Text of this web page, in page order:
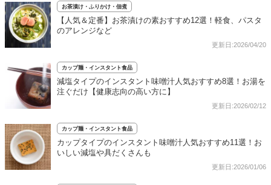
お茶漬け・ふりかけ・佃煮
【人気＆定番】お茶漬けの素おすすめ12選！軽食、パスタ
のアレンジなど
更新日:2026/04/20
カップ麺・インスタント食品
減塩タイプのインスタント味噌汁人気おすすめ8選！お湯を
注ぐだけ【健康志向の高い方に】
更新日:2026/02/12
カップ麺・インスタント食品
カップタイプのインスタント味噌汁人気おすすめ11選！お
いしい減塩や具だくさんも
更新日:2026/01/06